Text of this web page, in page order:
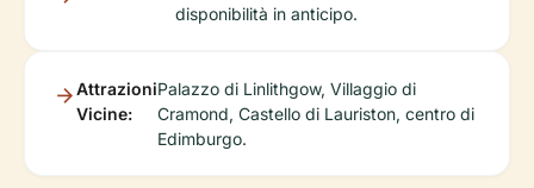
disponibilità in anticipo.
Attrazioni
Vicine:
Palazzo di Linlithgow, Villaggio di
Cramond, Castello di Lauriston, centro di
Edimburgo.